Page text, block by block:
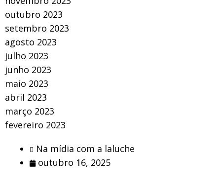
outubro 2023
setembro 2023
agosto 2023
julho 2023
junho 2023
maio 2023
abril 2023
março 2023
fevereiro 2023
Na mídia com a laluche
outubro 16, 2025